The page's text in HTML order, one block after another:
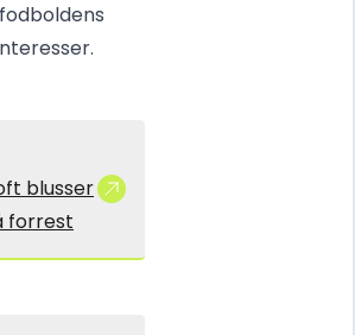
blusser
forrest